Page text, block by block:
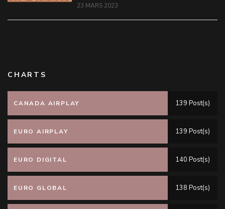
23 MARS 2023
CHARTS
CANADA AIRPLAY 139 Post(s)
EURO AIRPLAY 139 Post(s)
EURO DIGITAL 140 Post(s)
EURO GLOBAL 138 Post(s)